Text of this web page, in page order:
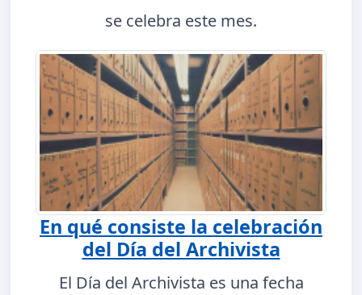
se celebra este mes.
En qué consiste la celebración
del Día del Archivista
El Día del Archivista es una fecha